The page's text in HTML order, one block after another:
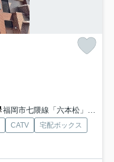
福岡市七隈線「六本松」駅 徒歩14分
CATV
宅配ボックス